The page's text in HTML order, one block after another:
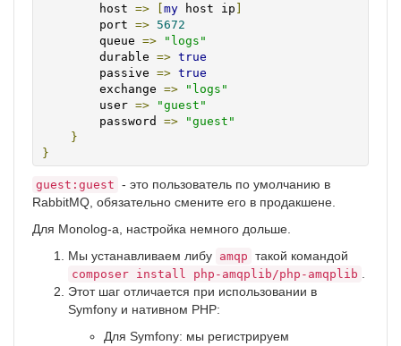
        host
=> my host ip
        port
=> 5672
        queue
=>
"logs"
        durable
=> true
        passive
=> true
        exchange
=>
"logs"
        user
=>
"guest"
        password
=>
"guest"
}
}
guest:guest - это пользователь по умолчанию в
RabbitMQ, обязательно смените его в продакшене.
Для Monolog-а, настройка немного дольше.
Мы устанавливаем либу amqp такой командой
composer install php-amqplib/php-amqplib
Этот шаг отличается при использовании в
Symfony и нативном PHP:
Для Symfony: мы регистрируем